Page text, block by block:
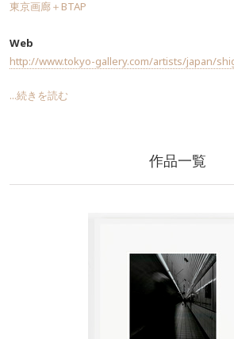
東京画廊＋BTAP
Web
http://www.tokyo-gallery.com/artists/japan/
...続きを読む
作品一覧